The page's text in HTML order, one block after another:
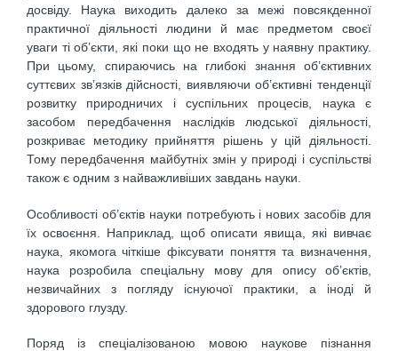
досвіду. Наука виходить далеко за межі повсякденної
практичної діяльності людини й має предметом своєї
уваги ті об’єкти, які поки що не входять у наявну практику.
При цьому, спираючись на глибокі знання об’єктивних
суттєвих зв’язків дійсності, виявляючи об’єктивні тенденції
розвитку природничих і суспільних процесів, наука є
засобом передбачення наслідків людської діяльності,
розкриває методику прийняття рішень у цій діяльності.
Тому передбачення майбутніх змін у природі і суспільстві
також є одним з найважливіших завдань науки.
Особливості об’єктів науки потребують і нових засобів для
їх освоєння. Наприклад, щоб описати явища, які вивчає
наука, якомога чіткіше фіксувати поняття та визначення,
наука розробила спеціальну мову для опису об’єктів,
незвичайних з погляду існуючої практики, а іноді й
здорового глузду.
Поряд із спеціалізованою мовою наукове пізнання